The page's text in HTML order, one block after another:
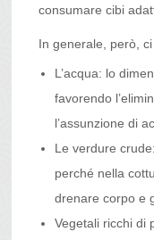
consumare cibi
In generale, però,
L’acqua: lo
favorendo
l’assunzione di
Le verdure
perché nella
drenare corpo e
Vegetali ricchi di